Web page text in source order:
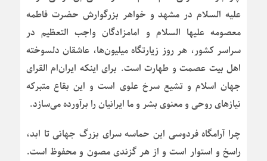
علیه السلام در مشهد و خواهر بزرگوارش حضرت فاطمه
معصومه علیها السلام و امامزادگان واجب التعظیم در
سراسر کشور، هر روز زیارتگاه میلیون‌ها، عاشقان دلسوخته
اهل بیت عصمت و طهارت است. برای اینکه ایران‌ام القرای
جهان اسلام و تشیع سرخ علوی است و این بقاع متبرکه
نیازهای روحی و معنوی بشر و ما ایرانیان را برآورده می‌سازد.
چرا آرامگاه فردوسی این حماسه سرای بزرگ جهانی تا ابد،
راسخ و استوار است و از هر گزندی مصون و محفوظ است.